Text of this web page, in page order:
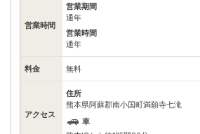
営業時間
営業期間
通年
営業時間
通年
料金 無料
アクセス
住所
熊本県阿蘇郡南小国町満願寺七滝
車